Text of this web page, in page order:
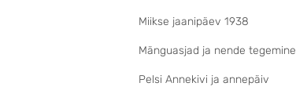
Miikse jaanipäev 1938
Mänguasjad ja nende tegemine
Pelsi Annekivi ja annepäiv